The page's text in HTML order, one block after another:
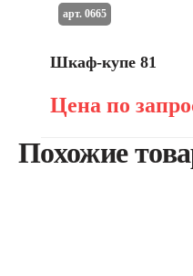
Шкаф-купе 81
Цена по
арт. 0665
Похожие